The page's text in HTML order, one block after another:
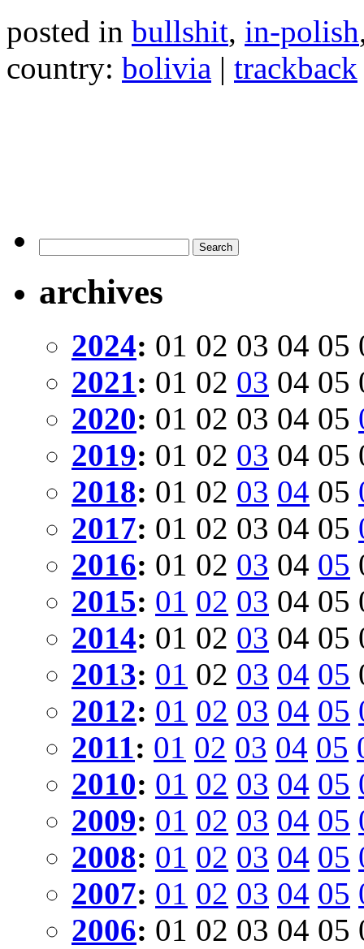
posted in bullshit, in-polish
country: bolivia | trackback
archives
2024: 01 02 03 04 05
2021: 01 02 03 04 05
2020: 01 02 03 04 05
2019: 01 02 03 04 05
2018: 01 02 03 04 05
2017: 01 02 03 04 05
2016: 01 02 03 04 05
2015: 01 02 03 04 05
2014: 01 02 03 04 05
2013: 01 02 03 04 05
2012: 01 02 03 04 05
2011: 01 02 03 04 05
2010: 01 02 03 04 05
2009: 01 02 03 04 05
2008: 01 02 03 04 05
2007: 01 02 03 04 05
2006: 01 02 03 04 05